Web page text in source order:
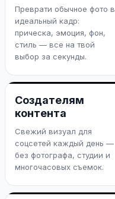
Преврати обычное фото в
идеальный кадр:
прическа, эмоция, фон,
стиль — все на твой
выбор за секунды.
Создателям
контента
Свежий визуал для
соцсетей каждый день —
без фотографа, студии и
многочасовых съемок.